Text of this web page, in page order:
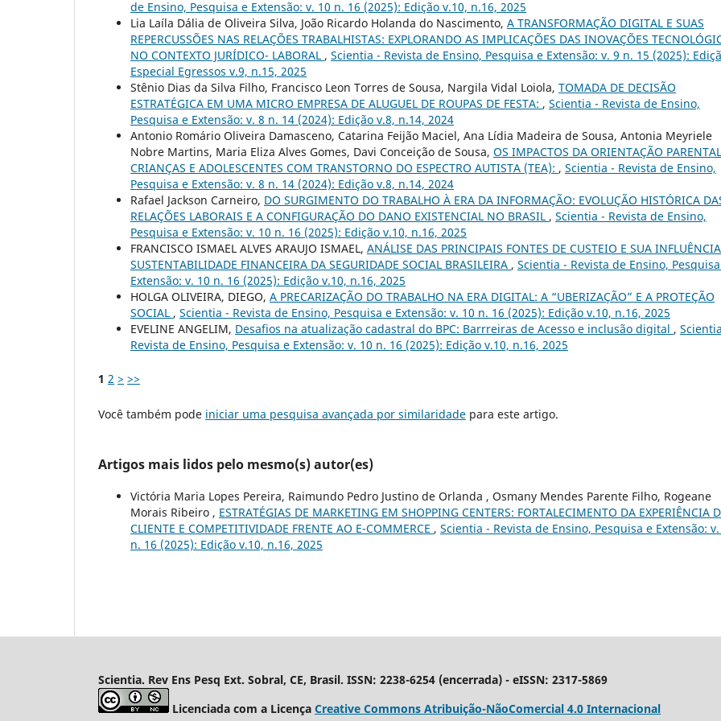
de Ensino, Pesquisa e Extensão: v. 10 n. 16 (2025): Edição v.10, n.16, 2025
Lia Laíla Dália de Oliveira Silva, João Ricardo Holanda do Nascimento, A TRANSFORMAÇÃO DIGITAL E SUAS
REPERCUSSÕES NAS RELAÇÕES TRABALHISTAS: EXPLORANDO AS IMPLICAÇÕES DAS INOVAÇÕES
NO CONTEXTO JURÍDICO- LABORAL , Scientia - Revista de Ensino, Pesquisa e Extensão: v. 9 n. 15 (2025):
Especial Egressos v.9, n.15, 2025
Stênio Dias da Silva Filho, Francisco Leon Torres de Sousa, Nargila Vidal Loiola, TOMADA DE DECISÃO
ESTRATÉGICA EM UMA MICRO EMPRESA DE ALUGUEL DE ROUPAS DE FESTA: , Scientia - Revista de Ensino,
Pesquisa e Extensão: v. 8 n. 14 (2024): Edição v.8, n.14, 2024
Antonio Romário Oliveira Damasceno, Catarina Feijão Maciel, Ana Lídia Madeira de Sousa, Antonia Meyriele
Nobre Martins, Maria Eliza Alves Gomes, Davi Conceição de Sousa, OS IMPACTOS DA ORIENTAÇÃO
CRIANÇAS E ADOLESCENTES COM TRANSTORNO DO ESPECTRO AUTISTA (TEA): , Scientia - Revista de Ensino,
Pesquisa e Extensão: v. 8 n. 14 (2024): Edição v.8, n.14, 2024
Rafael Jackson Carneiro, DO SURGIMENTO DO TRABALHO À ERA DA INFORMAÇÃO: EVOLUÇÃO HISTÓRICA
RELAÇÕES LABORAIS E A CONFIGURAÇÃO DO DANO EXISTENCIAL NO BRASIL , Scientia - Revista de Ensino,
Pesquisa e Extensão: v. 10 n. 16 (2025): Edição v.10, n.16, 2025
FRANCISCO ISMAEL ALVES ARAUJO ISMAEL, ANÁLISE DAS PRINCIPAIS FONTES DE CUSTEIO E SUA
SUSTENTABILIDADE FINANCEIRA DA SEGURIDADE SOCIAL BRASILEIRA , Scientia - Revista de Ensino,
Extensão: v. 10 n. 16 (2025): Edição v.10, n.16, 2025
HOLGA OLIVEIRA, DIEGO, A PRECARIZAÇÃO DO TRABALHO NA ERA DIGITAL: A “UBERIZAÇÃO” E A PROTEÇÃO
SOCIAL , Scientia - Revista de Ensino, Pesquisa e Extensão: v. 10 n. 16 (2025): Edição v.10, n.16, 2025
EVELINE ANGELIM, Desafios na atualização cadastral do BPC: Barrreiras de Acesso e inclusão digital ,
Revista de Ensino, Pesquisa e Extensão: v. 10 n. 16 (2025): Edição v.10, n.16, 2025
1 2 > >>
Você também pode iniciar uma pesquisa avançada por similaridade para este artigo.
Artigos mais lidos pelo mesmo(s) autor(es)
Victória Maria Lopes Pereira, Raimundo Pedro Justino de Orlanda , Osmany Mendes Parente Filho, Rogeane
Morais Ribeiro , ESTRATÉGIAS DE MARKETING EM SHOPPING CENTERS: FORTALECIMENTO DA EXPERIÊNCIA
CLIENTE E COMPETITIVIDADE FRENTE AO E-COMMERCE , Scientia - Revista de Ensino, Pesquisa e Extensão:
n. 16 (2025): Edição v.10, n.16, 2025
Scientia. Rev Ens Pesq Ext. Sobral, CE, Brasil. ISSN: 2238-6254 (encerrada) - eISSN: 2317-5869
Licenciada com a Licença Creative Commons Atribuição-NãoComercial 4.0 Internacional